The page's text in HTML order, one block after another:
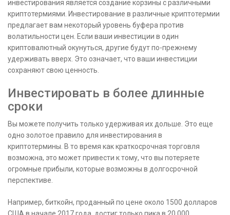
инвестирования является создание корзины с различными
криптотермиями. Инвестирование в различные криптотермии
предлагает вам некоторый уровень буфера против
волатильности цен. Если ваши инвестиции в один
криптовалютный окунуться, другие будут по-прежнему
удерживать вверх. Это означает, что ваши инвестиции
сохраняют свою ценность.
Инвестировать в более длинные
сроки
Вы можете получить только удерживая их дольше. Это еще
одно золотое правило для инвестирования в
криптотермины. В то время как краткосрочная торговля
возможна, это может привести к тому, что вы потеряете
огромные прибыли, которые возможны в долгосрочной
перспективе.
Например, биткойн, проданный по цене около 1500 долларов